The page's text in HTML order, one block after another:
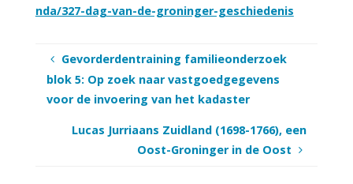
nda/327-dag-van-de-groninger-geschiedenis
Gevorderdentraining familieonderzoek
blok 5: Op zoek naar vastgoedgegevens
voor de invoering van het kadaster
Lucas Jurriaans Zuidland (1698-1766), een
Oost-Groninger in de Oost